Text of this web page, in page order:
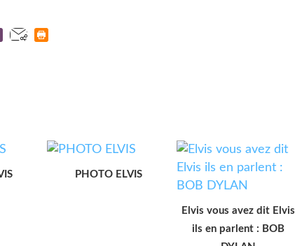
PHOTO ELVIS
Elvis vous avez dit Elvis
ils en parlent : BOB